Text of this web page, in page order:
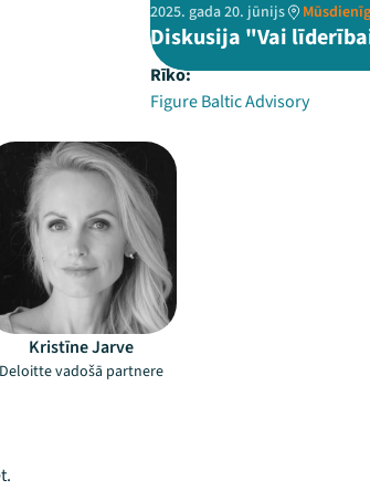
2025. gada 20. jūnijs
Diskusija "Vai
Rīko:
Figure Baltic Advisory
Kristīne Jarve
Deloitte vadošā partnere